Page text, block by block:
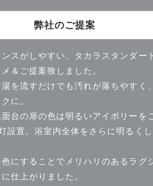
弊社のご提案
スがしやすい、タカラスタンダー
＆ご提案致しました。
を流すだけでも汚れが落ちやすく
に。
台の扉の色は明るいアイボリーを
設置。浴室内全体をさらに明るく
にすることでメリハリのあるラグ
仕上がりました。